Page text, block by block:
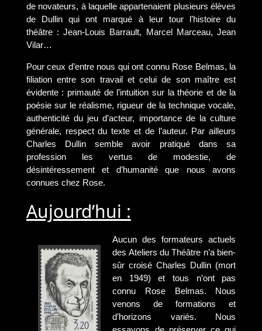
de novateurs, à laquelle appartenaient plusieurs élèves
de Dullin qui ont marqué à leur tour l’histoire du
théâtre : Jean-Louis Barrault, Marcel Marceau, Jean
Vilar…
Pour ceux d’entre nous qui ont connu Rose Belmas, la
filiation entre son travail et celui de son maître est
évidente : primauté de l’intuition sur la théorie et de la
poésie sur le réalisme, rigueur de la technique vocale,
authenticité du jeu d’acteur, importance de la culture
générale, respect du texte et de l’auteur. Par ailleurs
Charles Dullin semble avoir pratiqué dans sa
profession les vertus de modestie, de
désintéressement et d’humanité que nous avons
connues chez Rose.
Aujourd’hui :
Aucun des formateurs actuels
des Ateliers du Théâtre n’a bien-
sûr croisé Charles Dullin (mort
en 1949) et tous n’ont pas
connu Rose Belmas. Nous
venons de formations et
d’horizons variés. Nous